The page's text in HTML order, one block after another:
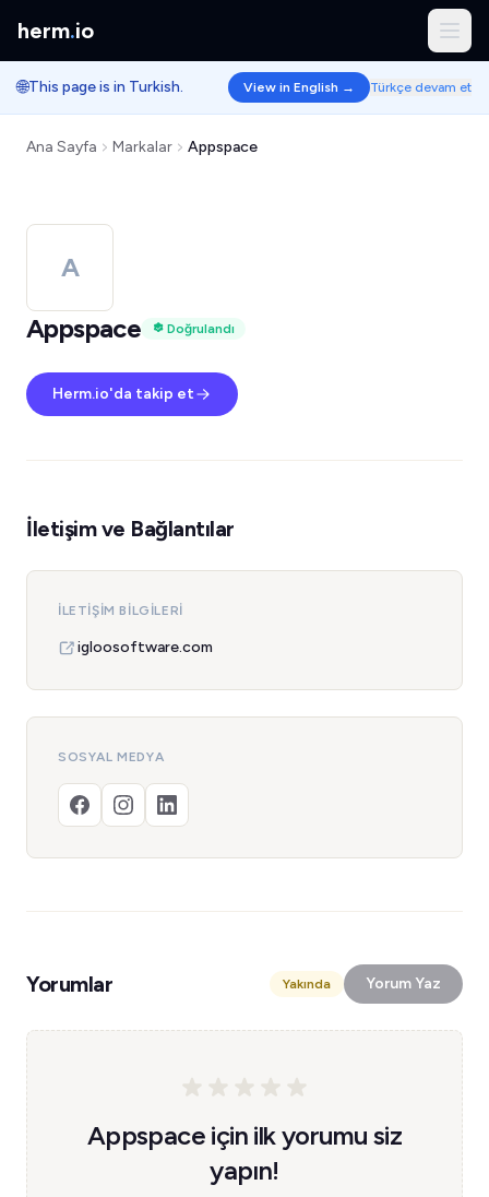
herm.io
🌐This page is in Turkish. View in English → Türkçe devam et
Ana Sayfa Markalar Appspace
A
Appspace
Doğrulandı
Herm.io'da takip et
İletişim ve Bağlantılar
İLETIŞIM BILGILERI
igloosoftware.com
SOSYAL MEDYA
Yorumlar Yakında Yorum Yaz
Appspace için ilk yorumu siz
yapın!